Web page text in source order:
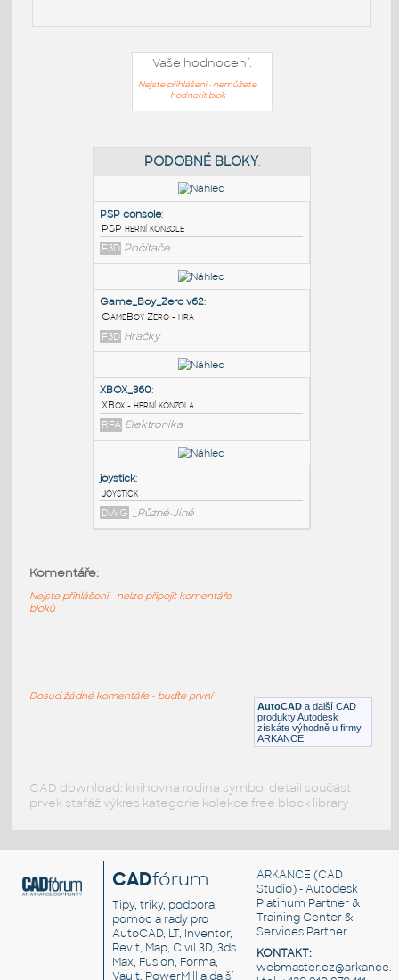
Vaše hodnocení:
Nejste přihlášeni - nemůžete
hodnotit blok
PODOBNÉ BLOKY
PSP console:
PSP herní konzole
F3D Počítače
Game_Boy_Zero v62:
GameBoy Zero - hra
F3D Hračky
Joystick
AutoCAD a další CAD
produkty Autodesk
získáte výhodně u firmy
ARKANCE
Komentáře:
Nejste přihlášeni - nelze připojit komentáře
bloků
Dosud žádné komentáře - buďte první
CAD download: knihovna rodina symbol detail součást
prvek stafáž výkres kategorie kolekce free block library
CADfórum
Tipy, triky, podpora,
pomoc a rady pro
AutoCAD, LT, Inventor,
Revit, Map, Civil 3D, 3ds
Max, Fusion, Forma,
Vault, PowerMill a další
ARKANCE (CAD
Studio) - Autodesk
Platinum Partner &
Training Center &
Services Partner
KONTAKT: